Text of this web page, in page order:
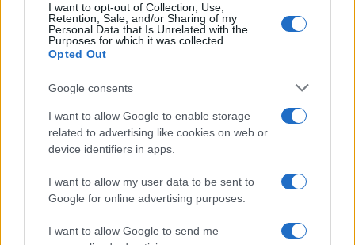
I want to opt-out of Collection, Use,
Retention, Sale, and/or Sharing of my
Personal Data that Is Unrelated with the
Purposes for which it was collected.
Opted Out
Google consents
I want to allow Google to enable storage
related to advertising like cookies on web or
device identifiers in apps.
I want to allow my user data to be sent to
Google for online advertising purposes.
I want to allow Google to send me
Miként lehet azonban az összeesküvés-
elméleteknek ellenállni? Az első és
legfontosabb a kritikus gondolkodás. Ennek
egyik lehetséges megnyilvánulása, hogy az
összeesküvés-elméletek láttán felhívjuk a
figyelmet a fent említett jellemzők
megjelenésére. A konspirációs gondolkodás
egészséges szkepticizmus minden esetben.
A koronavírus-járvánnyal kapcsolatban